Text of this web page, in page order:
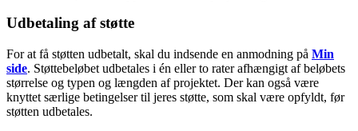
Udbetaling af støtte
For at få støtten udbetalt, skal du indsende en anmodning på Min
side. Støttebeløbet udbetales i én eller to rater afhængigt af beløbets
størrelse og typen og længden af projektet. Der kan også være
knyttet særlige betingelser til jeres støtte, som skal være opfyldt, før
støtten udbetales.